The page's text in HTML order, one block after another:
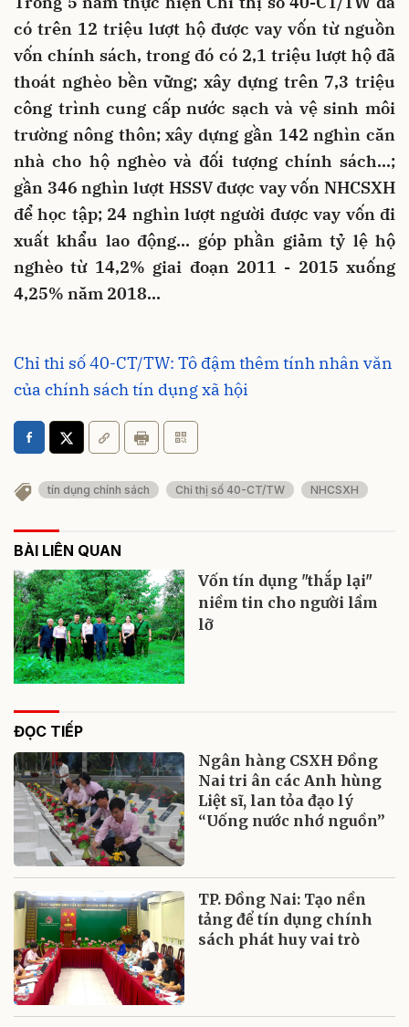
có trên 12 triệu lượt hộ được vay vốn từ nguồn
vốn chính sách, trong đó có 2,1 triệu lượt hộ đã
thoát nghèo bền vững; xây dựng trên 7,3 triệu
công trình cung cấp nước sạch và vệ sinh môi
trường nông thôn; xây dựng gần 142 nghìn căn
nhà cho hộ nghèo và đối tượng chính sách…;
gần 346 nghìn lượt HSSV được vay vốn NHCSXH
để học tập; 24 nghìn lượt người được vay vốn đi
xuất khẩu lao động… góp phần giảm tỷ lệ hộ
nghèo từ 14,2% giai đoạn 2011 - 2015 xuống
4,25% năm 2018...
Chỉ thi số 40-CT/TW: Tô đậm thêm tính nhân văn
của chính sách tín dụng xã hội
tín dụng chính sách Chỉ thị số 40-CT/TW NHCSXH
BÀI LIÊN QUAN
Vốn tín dụng "thắp lại"
niềm tin cho người lầm
lỡ
ĐỌC TIẾP
Ngân hàng CSXH Đồng
Nai tri ân các Anh hùng
Liệt sĩ, lan tỏa đạo lý
“Uống nước nhớ nguồn”
TP. Đồng Nai: Tạo nền
tảng để tín dụng chính
sách phát huy vai trò